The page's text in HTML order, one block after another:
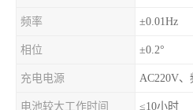
频率 ±0.01Hz
相位 ±0.2°
充电电源 AC220V、
电池较大工作时间 ≤10小时